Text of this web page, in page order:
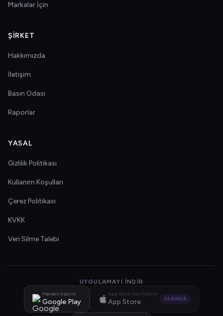
Markalar İçin
ŞIRKET
Hakkımızda
İletişim
Basın Odası
Raporlar
YASAL
Gizlilik Politikası
Kullanım Koşulları
Çerez Politikası
KVKK
Veri Silme Talebi
UYGULAMAYI İNDIR
Hemen İndirin
Google Play
App Store'dan İndirin
App Store YAKINDA